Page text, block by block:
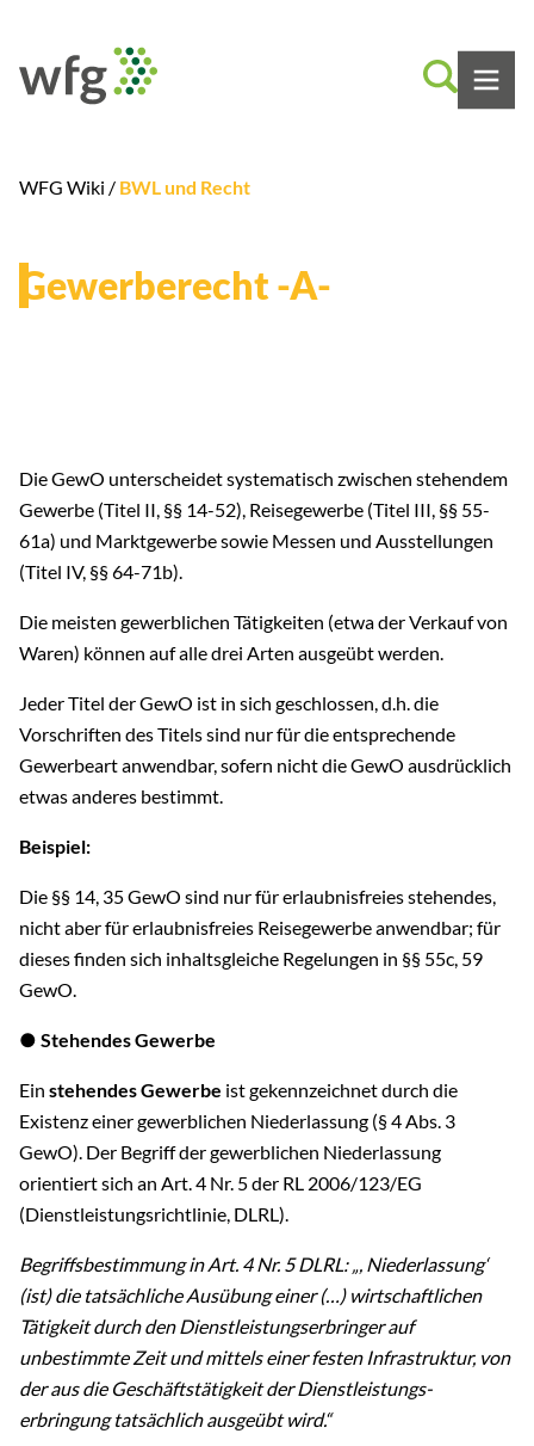
WFG Wiki / BWL und Recht
Gewerberecht -A-
Die GewO unterscheidet systematisch zwischen stehendem
Gewerbe (Titel II, §§ 14-52), Reisegewerbe (Titel III, §§ 55-
61a) und Marktgewerbe sowie Messen und Ausstellungen
(Titel IV, §§ 64-71b).
Die meisten gewerblichen Tätigkeiten (etwa der Verkauf von
Waren) können auf alle drei Arten ausgeübt werden.
Jeder Titel der GewO ist in sich geschlossen, d.h. die
Vorschriften des Titels sind nur für die entsprechende
Gewerbeart anwendbar, sofern nicht die GewO ausdrücklich
etwas anderes bestimmt.
Beispiel:
Die §§ 14, 35 GewO sind nur für erlaubnisfreies stehendes,
nicht aber für erlaubnisfreies Reisegewerbe anwendbar; für
dieses finden sich inhaltsgleiche Regelungen in §§ 55c, 59
GewO.
● Stehendes Gewerbe
Ein stehendes Gewerbe ist gekennzeichnet durch die
Existenz einer gewerblichen Niederlassung (§ 4 Abs. 3
GewO). Der Begriff der gewerblichen Niederlassung
orientiert sich an Art. 4 Nr. 5 der RL 2006/123/EG
(Dienstleistungsrichtlinie, DLRL).
Begriffsbestimmung in Art. 4 Nr. 5 DLRL: „, Niederlassung‘
(ist) die tatsächliche Ausübung einer (…) wirtschaftlichen
Tätigkeit durch den Dienstleistungserbringer auf
unbestimmte Zeit und mittels einer festen Infrastruktur, von
der aus die Geschäftstätigkeit der Dienstleistungs-
erbringung tatsächlich ausgeübt wird.“